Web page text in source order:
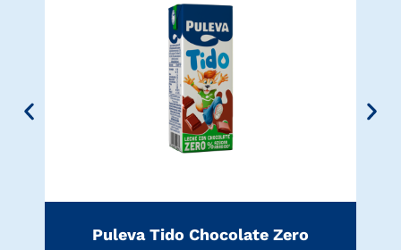
Puleva Tido Chocolate Zero